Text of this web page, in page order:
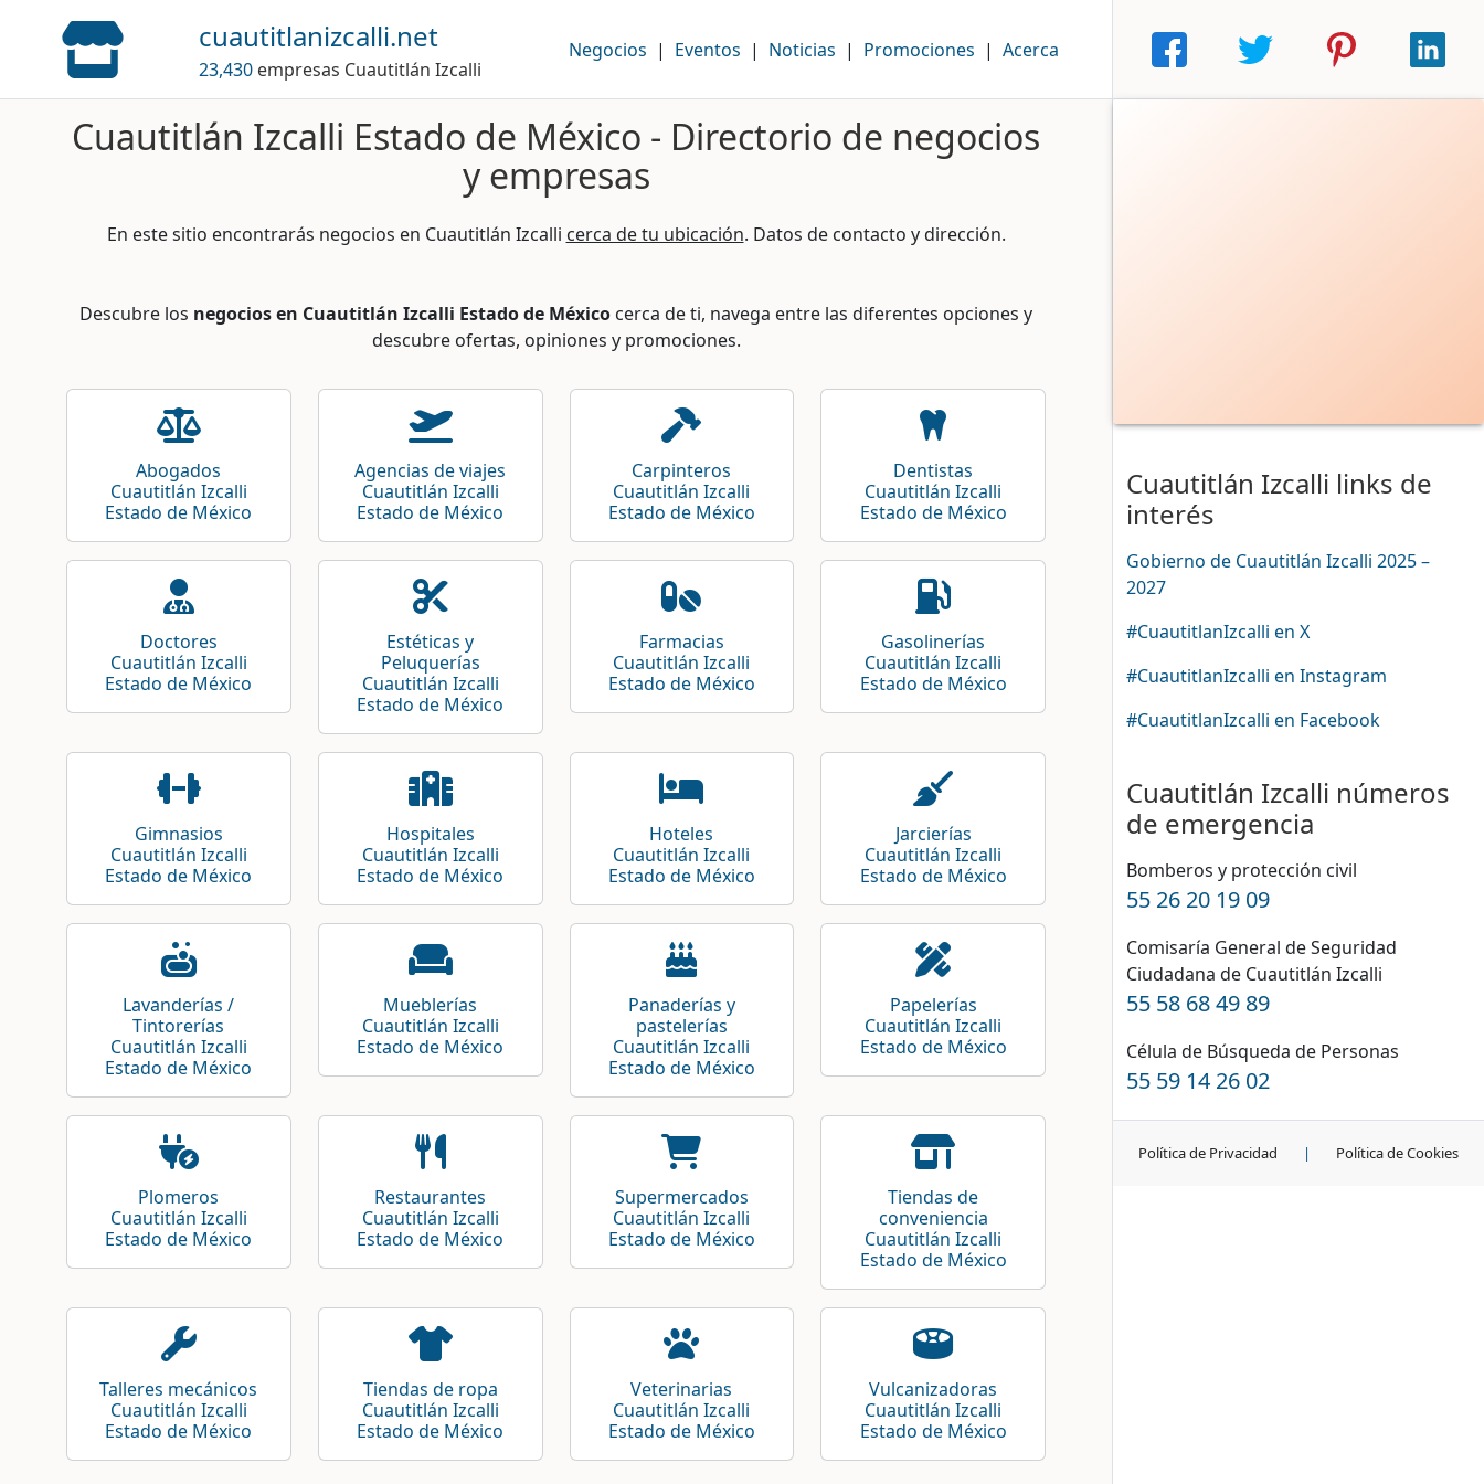
cuautitlanizcalli.net
23,430empresas Cuautitlán Izcalli
Negocios | Eventos | Noticias | Promociones | Acerca
Cuautitlán Izcalli Estado de México - Directorio de negocios
y empresas
En este sitio encontrarás negocios en Cuautitlán Izcalli cerca de tu ubicación. Datos de contacto y dirección.
Descubre los negocios en Cuautitlán Izcalli Estado de México cerca de ti, navega entre las diferentes opciones y
descubre ofertas, opiniones y promociones.
Abogados
Cuautitlán Izcalli
Estado de México
Agencias de viajes
Cuautitlán Izcalli
Estado de México
Carpinteros
Cuautitlán Izcalli
Estado de México
Dentistas
Cuautitlán Izcalli
Estado de México
Doctores
Cuautitlán Izcalli
Estado de México
Estéticas y
Peluquerías
Cuautitlán Izcalli
Estado de México
Farmacias
Cuautitlán Izcalli
Estado de México
Gasolinerías
Cuautitlán Izcalli
Estado de México
Gimnasios
Cuautitlán Izcalli
Estado de México
Hospitales
Cuautitlán Izcalli
Estado de México
Hoteles
Cuautitlán Izcalli
Estado de México
Jarcierías
Cuautitlán Izcalli
Estado de México
Lavanderías /
Tintorerías
Cuautitlán Izcalli
Estado de México
Mueblerías
Cuautitlán Izcalli
Estado de México
Panaderías y
pastelerías
Cuautitlán Izcalli
Estado de México
Papelerías
Cuautitlán Izcalli
Estado de México
Plomeros
Cuautitlán Izcalli
Estado de México
Restaurantes
Cuautitlán Izcalli
Estado de México
Supermercados
Cuautitlán Izcalli
Estado de México
Tiendas de
conveniencia
Cuautitlán Izcalli
Estado de México
Talleres mecánicos
Cuautitlán Izcalli
Estado de México
Tiendas de ropa
Cuautitlán Izcalli
Estado de México
Veterinarias
Cuautitlán Izcalli
Estado de México
Vulcanizadoras
Cuautitlán Izcalli
Estado de México
Cuautitlán Izcalli links de
interés
Gobierno de Cuautitlán Izcalli 2025 –
2027
#CuautitlanIzcalli en X
#CuautitlanIzcalli en Instagram
#CuautitlanIzcalli en Facebook
Cuautitlán Izcalli números
de emergencia
Bomberos y protección civil
55 26 20 19 09
Comisaría General de Seguridad
Ciudadana de Cuautitlán Izcalli
55 58 68 49 89
Célula de Búsqueda de Personas
55 59 14 26 02
Política de Privacidad | Política de Cookies